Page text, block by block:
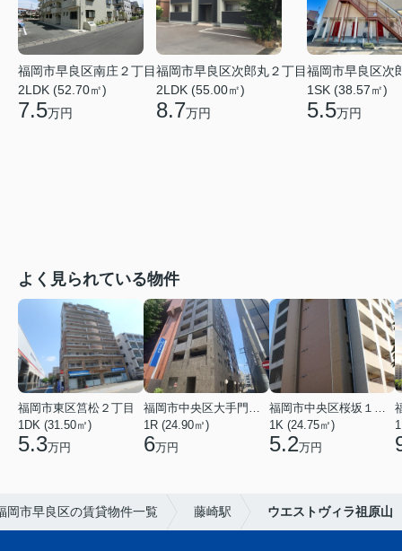
福岡市早良区南庄２丁目
2LDK (52.70㎡)
7.5万円
福岡市早良区次郎丸２丁目
2LDK (55.00㎡)
8.7万円
福岡市早良区次
1SK (38.57㎡)
5.5万円
よく見られている物件
福岡市東区筥松２丁目
1DK (31.50㎡)
5.3万円
1R (24.90㎡)
6万円
1K (24.75㎡)
5.2万円
岡市早良区の賃貸物件一覧 藤崎駅 ウエストヴィラ祖原山